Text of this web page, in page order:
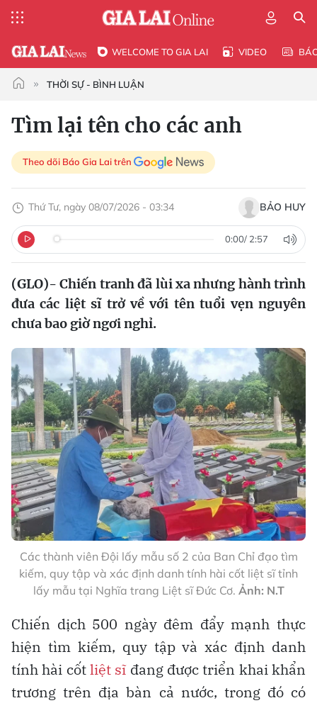
WELCOME TO GIA LAI VIDEO
THỜI SỰ - BÌNH LUẬN
Tìm lại tên cho các anh
Theo dõi Báo Gia Lai trên
Thứ Tư, ngày 08/07/2026 - 03:34 BẢO HUY
0:00/ 2:57
(GLO)- Chiến tranh đã lùi xa nhưng hành trình
đưa các liệt sĩ trở về với tên tuổi vẹn nguyên
chưa bao giờ ngơi nghỉ.
Các thành viên Đội lấy mẫu số 2 của Ban Chỉ đạo tìm
kiếm, quy tập và xác định danh tính hài cốt liệt sĩ tỉnh
lấy mẫu tại Nghĩa trang Liệt sĩ Đức Cơ. Ảnh: N.T
Chiến dịch 500 ngày đêm đẩy mạnh thực
hiện tìm kiếm, quy tập và xác định danh
tính hài cốtliệt sĩđang được triển khai khẩn
trương trên địa bàn cả nước, trong đó có